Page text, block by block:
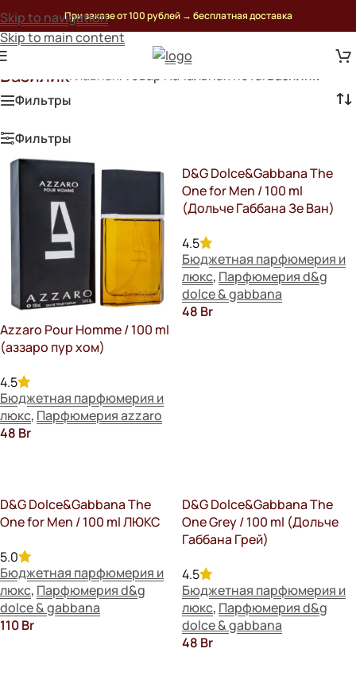
Skip to navigation
Skip to main content
При заказе от 100 рублей → бесплатная доставка
БазиликГлавная/ Товар Начальная нота/Базилик
Фильтры
Фильтры
Azzaro Pour Homme / 100 ml
(аззаро пур хом)
4.5
Бюджетная парфюмерия и
люкс, Парфюмерия azzaro
48 Br
D&G Dolce&Gabbana The
One for Men / 100 ml
(Дольче Габбана Зе Ван)
4.5
Бюджетная парфюмерия и
люкс, Парфюмерия d&g
dolce & gabbana
48 Br
D&G Dolce&Gabbana The
One for Men / 100 ml ЛЮКС
5.0
Бюджетная парфюмерия и
люкс, Парфюмерия d&g
dolce & gabbana
110Br
D&G Dolce&Gabbana The
One Grey / 100 ml (Дольче
Габбана Грей)
4.5
Бюджетная парфюмерия и
люкс, Парфюмерия d&g
dolce & gabbana
48 Br